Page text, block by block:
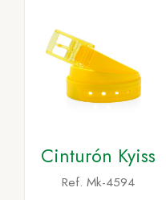
Cinturón Kyiss
Ref. Mk-4594